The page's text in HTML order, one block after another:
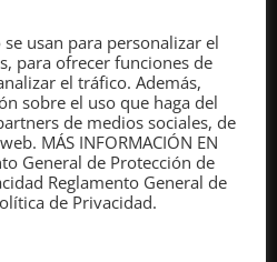
a 14.00 y de 16.00 a 19.00
usan para personalizar el
para ofrecer funciones de
el tráfico. Además,
sobre el uso que haga del
de medios sociales, de
MÁS INFORMACIÓN EN
General de Protección de
Reglamento General de
de Privacidad.